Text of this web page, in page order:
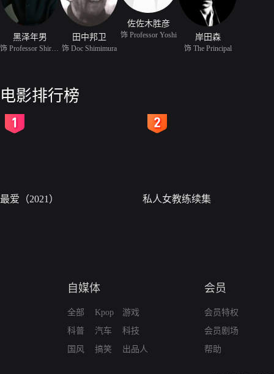
黑泽年男 田中邦卫
饰 Doc Shimimura
佐佐木胜彦
饰 Professor Yoshi 岸田森
饰 The Principal
电影排行榜
最爱（2021） 私人女教练续集
自媒体
全部
科普
国风
Kpop
汽车
搞笑
游戏
科技
出品人
会员
会员特权
会员剧场
帮助